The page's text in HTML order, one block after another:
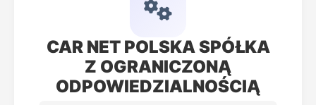
CAR NET POLSKA SPÓŁKA
Z OGRANICZONĄ
ODPOWIEDZIALNOŚCIĄ